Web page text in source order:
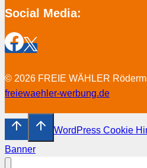
Social Media:
© 2026 FREIE WÄHLER
freiewaehler-werbung.de
WordPress Cookie
Banner